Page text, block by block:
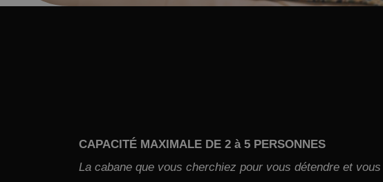
CAPACITÉ MAXIMALE DE 2 à 5 PERSONNES
La cabane que vous cherchiez pour vous détendre et vous